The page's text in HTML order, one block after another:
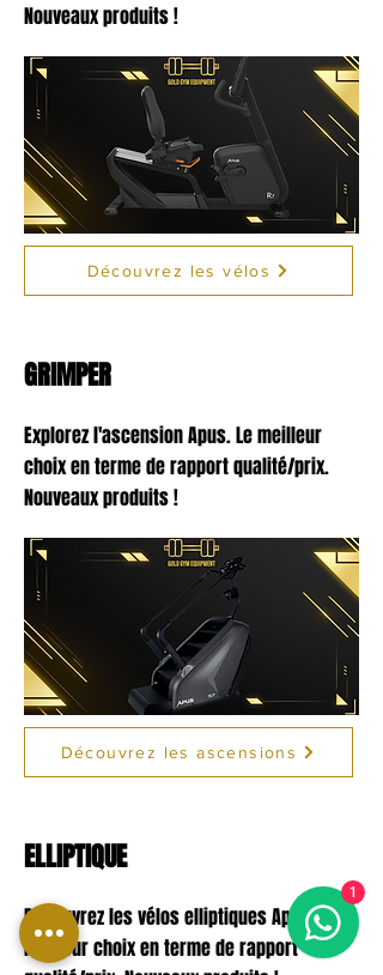
Nouveaux produits !
Découvrez les vélos
GRIMPER
Explorez l'ascension Apus. Le meilleur
choixen terme de rapport qualité/prix.
Nouveaux produits !
Découvrez les ascensions
ELLIPTIQUE
Découvrez les vélos elliptiques Apus. Le
meilleur choixen terme de rapport
1